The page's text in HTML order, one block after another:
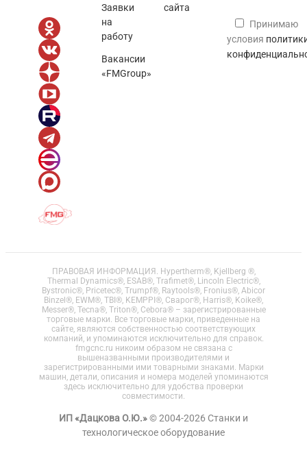
Заявки
на
работу
Вакансии
«FMGroup»
сайта
Принимаю
условия
ПРАВОВАЯ ИНФОРМАЦИЯ. Hypertherm®, Kjellberg ®,
Thermal Dynamics®, ESAB®, Trafimet®, Lincoln Electric®,
Bystronic®, Pricetec®, Trumpf®, Raytools®, Fronius®, Abicor
Binzel®, EWM®, TBI®, KEMPPI®, Сварог®, Harris®, Koike®,
Messer®, Tecna®, Triton®, Cebora® – зарегистрированные
торговые марки. Все торговые марки, приведенные на
сайте, являются собственностью соответствующих
компаний, и упоминаются исключительно для справок.
fmgcnc.ru никоим образом не связана с
вышеназванными производителями и
зарегистрированными ими товарными знаками. Марки
машин, детали, описания и номера моделей упоминаются
здесь исключительно для удобства проверки
совместимости.
ИП «Дацкова О.Ю.»© 2004-2026 Станки и
технологическое оборудование